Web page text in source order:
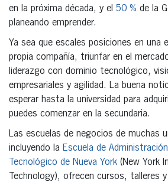
en la próxima década, y el 50 % de la
planeando emprender.
Ya sea que escales posiciones en una
propia compañía, triunfar en el
liderazgo con dominio tecnológico,
empresariales y agilidad. La buena
esperar hasta la universidad para
puedes comenzar en la secundaria.
Las escuelas de negocios de muchas
incluyendo la Escuela de
Tecnológico de Nueva York (New York
Technology), ofrecen cursos, talleres